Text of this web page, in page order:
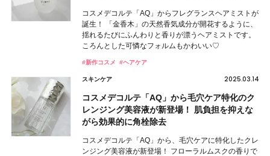
コスメデコルテ「AQ」からフレグランスヘアミストが
誕生！ 「金香木」の天然香気成分が開花するように、
揺れるたびにふんわりと香りが漂うヘアミストです。
ころんとした可憐なフォルムもかわいい♡
#新作コスメ #ヘアケア
スキンケア 2025.03.14
コスメデコルテ「AQ」から毛穴ケア特化のク
レンジング美容液が新登場！ 肌負担を抑えな
がら効果的に角栓除去
コスメデコルテ「AQ」から、毛穴ケアに特化したクレ
ンジング美容液が新登場！ フローラルムスクの香りで